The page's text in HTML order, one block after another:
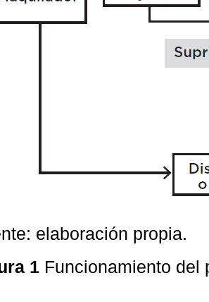
elaboración propia.
1 Funcionamiento